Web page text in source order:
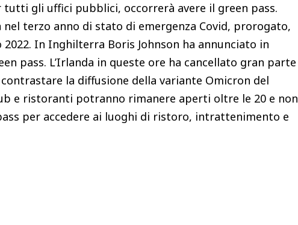
tutti gli uffici pubblici, occorrerà avere il green pass.
nel terzo anno di stato di emergenza Covid, prorogato,
In Inghilterra Boris Johnson ha annunciato in
pass. L’Irlanda in queste ore ha cancellato gran parte
la diffusione della variante Omicron del
e ristoranti potranno rimanere aperti oltre le 20 e non
per accedere ai luoghi di ristoro, intrattenimento e